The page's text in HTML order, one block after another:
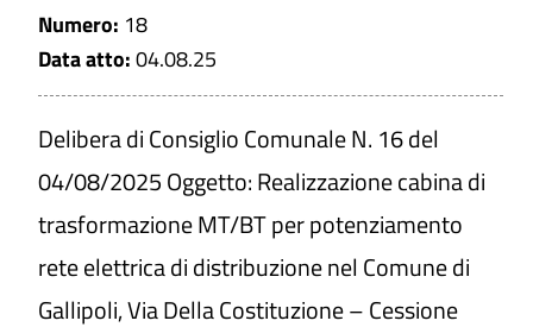
Numero: 18
Data atto:04.08.25
Delibera di Consiglio Comunale N. 16 del
04/08/2025 Oggetto: Realizzazione cabina di
trasformazione MT/BT per potenziamento
rete elettrica di distribuzione nel Comune di
Gallipoli, Via Della Costituzione – Cessione